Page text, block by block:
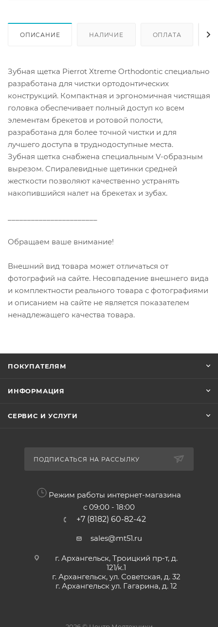
ОПИСАНИЕ НАЛИЧИЕ ОПЛАТА
Зубная щетка Pierrot Xtreme Orthodontic специально
разработана для чистки ортодонтических
конструкций. Компактная и эргономичная чистящая
головка обеспечивает полный доступ ко всем
элементам брекетов и ротовой полости,
разработана для более точной чистки и для
лучшего доступа в труднодоступные места.
Зубная щетка снабжена специальным V-образным
вырезом. Спиралевидные щетинки средней
жесткости позволяют качественно устранять
накопившийся налет на брекетах и зубах.
Обращаем ваше внимание!
Внешний вид товара может отличаться от
фотографий на сайте. Несовпадение внешнего вида
и комплектности реального товара с фотографиями
и описанием на сайте не является показателем
ненадлежащего качества товара.
ПОКУПАТЕЛЯМ
ИНФОРМАЦИЯ
СЕРВИС И УСЛУГИ
ПОДПИСАТЬСЯ НА РАССЫЛКУ
Режим работы интернет-магазина
с 09:00 - 18:00
+7 (8182) 60-82-42
sales@mt51.ru
г. Архангельск, Троицкий пр-т, д.
121/к.1
г. Архангельск, ул. Советская, д. 32
г. Архангельск ул. Гагарина, д. 12